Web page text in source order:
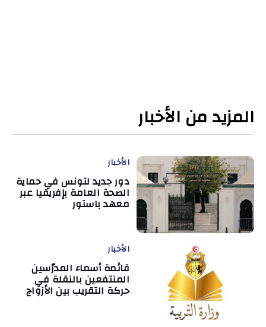
المزيد من الأخبار
الأخبار
دور جديد لتونس في حماية
الصحة العامة بإفريقيا عبر
معهد باستور
الأخبار
قائمة أسماء المدرّسين
المنتفعين بالنقلة في
حركة التقريب بين الأزواج